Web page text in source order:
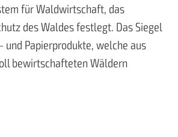
für Waldwirtschaft, das
des Waldes festlegt. Das Siegel
und Papierprodukte, welche aus
bewirtschafteten Wäldern